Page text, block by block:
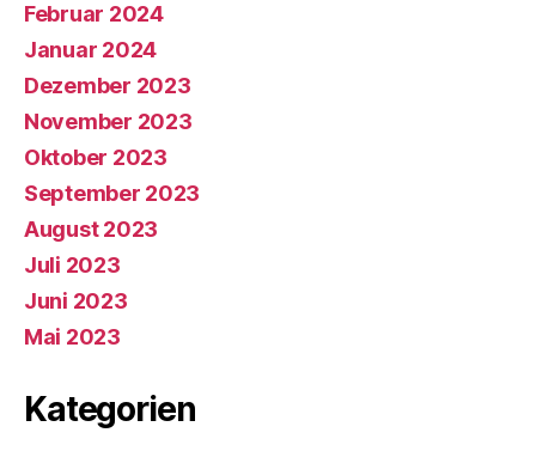
Februar 2024
Januar 2024
Dezember 2023
November 2023
Oktober 2023
September 2023
August 2023
Juli 2023
Juni 2023
Mai 2023
Kategorien